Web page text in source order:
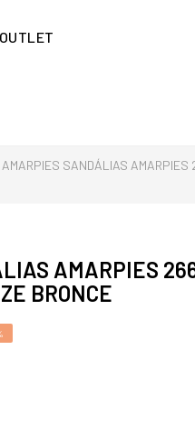
OUTLET
AMARPIES SANDÁLIAS AMARPIES
AMARPIES
BRONCE